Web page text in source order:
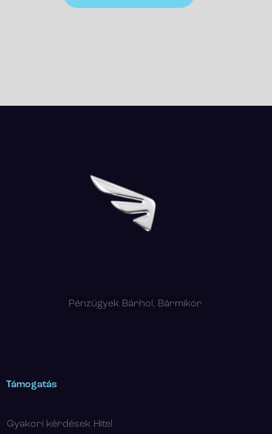
Pénzügyek Bárhol, Bármikor
Támogatás
Gyakori kérdések Hitel